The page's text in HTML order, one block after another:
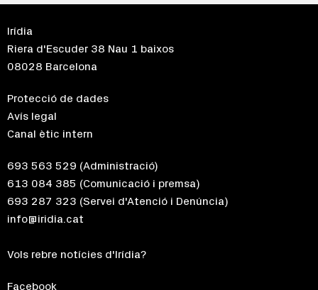
Irídia
Riera d'Escuder 38 Nau 1 baixos
08028 Barcelona
Protecció de dades
Avís legal
Canal ètic intern
693 563 529 (Administració)
613 084 385 (Comunicació i premsa)
693 287 323 (Servei d'Atenció i Denúncia)
info@iridia.cat
Vols rebre notícies d'Irídia?
Facebook